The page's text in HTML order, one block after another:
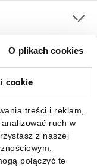
O plikach cookies
cookie
treści i reklam,
ruch w
z naszej
połączyć te